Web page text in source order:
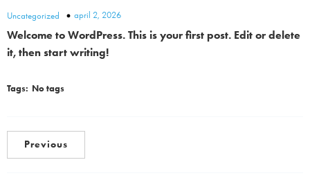
Uncategorized april 2, 2026
Welcome to WordPress. This is your first post. Edit or delete
it, then start writing!
Tags: No tags
Previous